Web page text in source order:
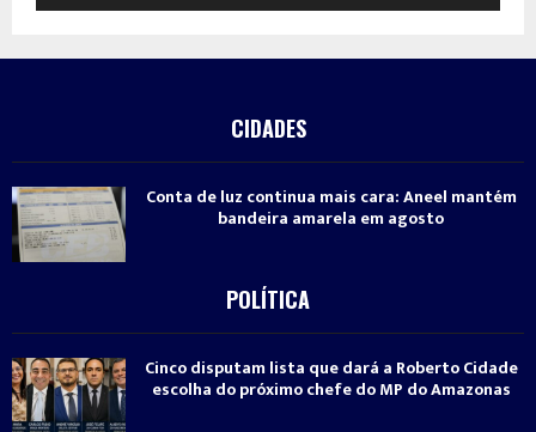
CIDADES
Conta de luz continua mais cara: Aneel mantém
bandeira amarela em agosto
POLÍTICA
Cinco disputam lista que dará a Roberto Cidade
escolha do próximo chefe do MP do Amazonas